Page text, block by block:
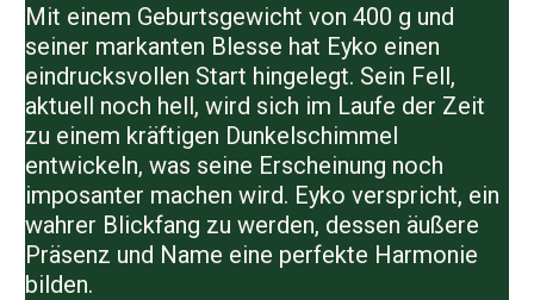
Mit einem Geburtsgewicht von 400 g und
seiner markanten Blesse hat Eyko einen
eindrucksvollen Start hingelegt. Sein Fell,
aktuell noch hell, wird sich im Laufe der Zeit
zu einem kräftigen Dunkelschimmel
entwickeln, was seine Erscheinung noch
imposanter machen wird. Eyko verspricht, ein
wahrer Blickfang zu werden, dessen äußere
Präsenz und Name eine perfekte Harmonie
bilden.